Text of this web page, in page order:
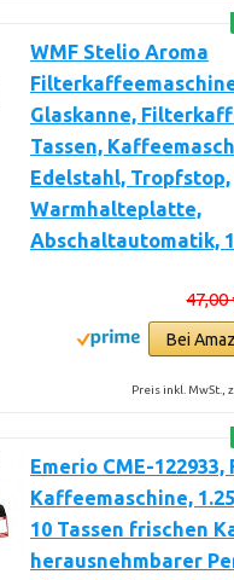
WMF Stelio Aroma
Glaskanne,
Tassen,
Edelstahl, Tropfstop,
Warmhalteplatte,
Abschaltautomatik,
47,00
Bei
Preis inkl. MwSt.,
Emerio CME-122933,
Kaffeemaschine,
10 Tassen frischen
herausnehmbarer